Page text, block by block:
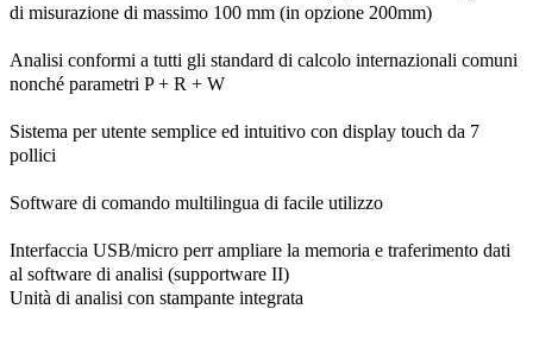
di misurazione di massimo 100 mm (in opzione 200mm)
Analisi conformi a tutti gli standard di calcolo internazionali comuni
nonché parametri P + R + W
Sistema per utente semplice ed intuitivo con display touch da 7
pollici
Software di comando multilingua di facile utilizzo
Interfaccia USB/micro perr ampliare la memoria e traferimento dati
al software di analisi (supportware II)
Unità di analisi con stampante integrata